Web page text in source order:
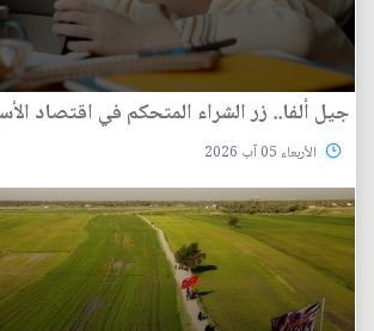
جيل ألفا.. زر الشراء المتحكم في اقتصاد
الأربعاء 05 آب 2026